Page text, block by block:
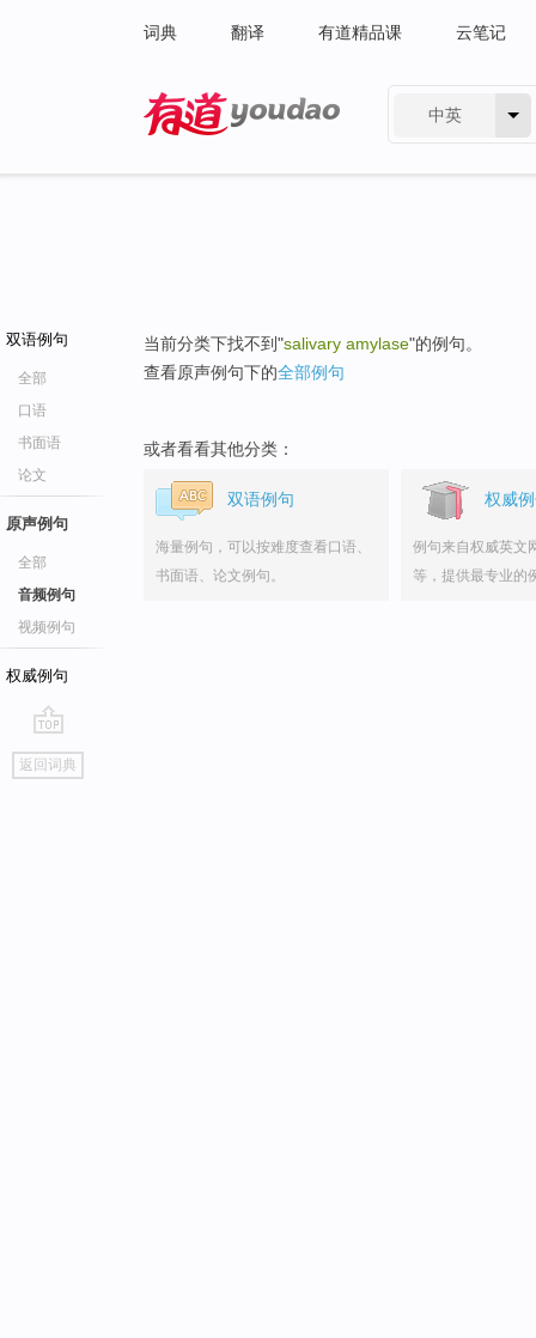
词典 翻译 有道精品课 云笔记
中英
双语例句
全部
口语
书面语
论文
原声例句
全部
音频例句
视频例句
权威例句
go
top
返回词典
当前分类下找不到"salivary amylase"的例句。
查看原声例句下的全部例句
或者看看其他分类：
双语例句
海量例句，可以按难度查看口语、
书面语、论文例句。
权威
例句来自权威英文
等，提供最专业的